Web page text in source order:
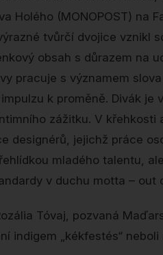
Holého (MONOPOST) na
tvůrčí dvojice vznikl
obsah s důrazem na
pracuje s významem
k proměně. Divák je
zážitku. V křehkosti
designérů, jejichž práce
mladého talentu,
v duchu motta – out
Tóvaj, pozvaná
indigem „kékfestés“ neboli